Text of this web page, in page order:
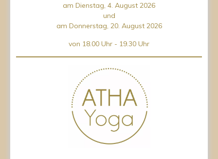
am Dienstag, 4. August 2026
und
am Donnerstag, 20. August 2026
von 18.00 Uhr - 19.30 Uhr